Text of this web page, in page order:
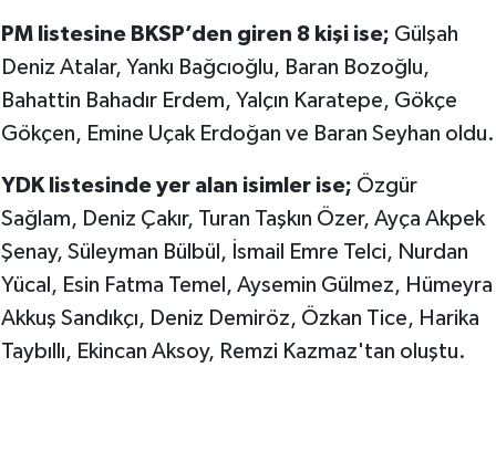
PM listesine BKSP’den giren 8 kişi ise; Gülşah
Deniz Atalar, Yankı Bağcıoğlu, Baran Bozoğlu,
Bahattin Bahadır Erdem, Yalçın Karatepe, Gökçe
Gökçen, Emine Uçak Erdoğan ve Baran Seyhan oldu.
YDK listesinde yer alan isimler ise; Özgür
Sağlam, Deniz Çakır, Turan Taşkın Özer, Ayça Akpek
Şenay, Süleyman Bülbül, İsmail Emre Telci, Nurdan
Yücal, Esin Fatma Temel, Aysemin Gülmez, Hümeyra
Akkuş Sandıkçı, Deniz Demiröz, Özkan Tice, Harika
Taybıllı, Ekincan Aksoy, Remzi Kazmaz'tan oluştu.